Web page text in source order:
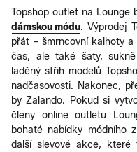
Topshop outlet na Lounge
dámskou módu. Výprodej
přát – šmrncovní kalhoty a
čas, ale také šaty,
laděný střih modelů
nadčasovosti. Nakonec,
by Zalando. Pokud si
členy online outletu
bohaté nabídky módního
další slevové akce, které